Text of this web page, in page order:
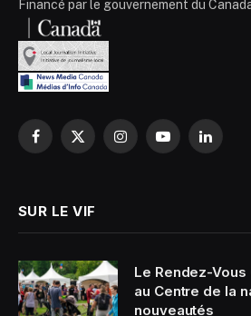
Financé par le gouvernement du
Facebook
X
InstagramYouTubeLinkedIn
SUR LE VIF
Le Rendez-
au Centre de la
nouveautés